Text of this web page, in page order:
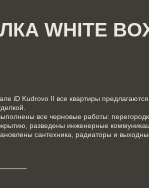
WHITE
iD Kudrovo II все квартиры предлагаются
все черновые работы:
разведены инженерные
сантехника, радиаторы и